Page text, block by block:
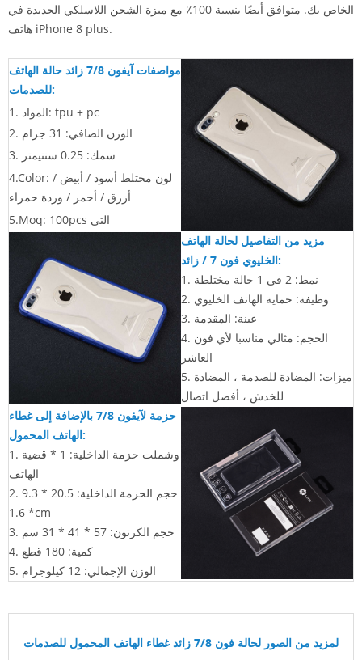
الخاص بك. متوافق أيضًا بنسبة 100٪ مع ميزة الشحن اللاسلكي الجديدة في
هاتف iPhone 8 plus.
مواصفات آيفون 7/8 زائد حالة الهاتف
للصدمات:
1. المواد: tpu + pc
2. الوزن الصافي: 31 جرام
3. سمك: 0.25 سنتيمتر
4.Color: لون مختلط أسود / أبيض /
أزرق / أحمر / وردة حمراء
5.Moq: 100pcs التي
مزيد من التفاصيل لحالة الهاتف
الخليوي فون 7 / زائد:
1. نمط: 2 في 1 حالة مختلطة
2. وظيفة: حماية الهاتف الخليوي
3. عينة: المقدمة
4.
العاشر
5.
ميزات: المضادة للصدمة ، المضادة
للخدش ، أفضل اتصال
حزمة لآيفون 7/8 بالإضافة إلى غطاء
الهاتف المحمول:
1. وشملت حزمة الداخلية: 1 * قضية
الهاتف
2. حجم الحزمة الداخلية: 20.5 * 9.3
* 1.6cm
3. حجم الكرتون: 57 * 41 * 31
سم
4. كمية: 180 قطع
5. الوزن الإجمالي: 12 كيلوجرام
لمزيد من الصور لحالة فون 7/8 زائد غطاء الهاتف المحمول للصدمات